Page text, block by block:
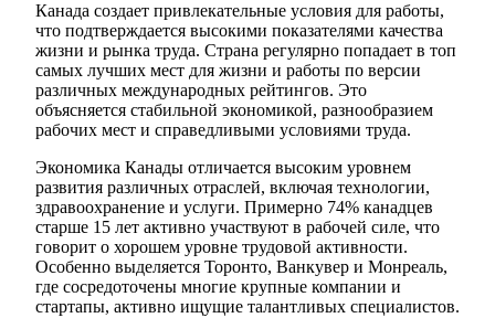
Канада создает привлекательные условия для работы,
что подтверждается высокими показателями качества
жизни и рынка труда. Страна регулярно попадает в топ
самых лучших мест для жизни и работы по версии
различных международных рейтингов. Это
объясняется стабильной экономикой, разнообразием
рабочих мест и справедливыми условиями труда.
Экономика Канады отличается высоким уровнем
развития различных отраслей, включая технологии,
здравоохранение и услуги. Примерно 74% канадцев
старше 15 лет активно участвуют в рабочей силе, что
говорит о хорошем уровне трудовой активности.
Особенно выделяется Торонто, Ванкувер и Монреаль,
где сосредоточены многие крупные компании и
стартапы, активно ищущие талантливых специалистов.